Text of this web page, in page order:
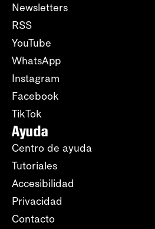
Newsletters
RSS
YouTube
WhatsApp
Instagram
Facebook
TikTok
Ayuda
Centro de ayuda
Tutoriales
Accesibilidad
Privacidad
Contacto